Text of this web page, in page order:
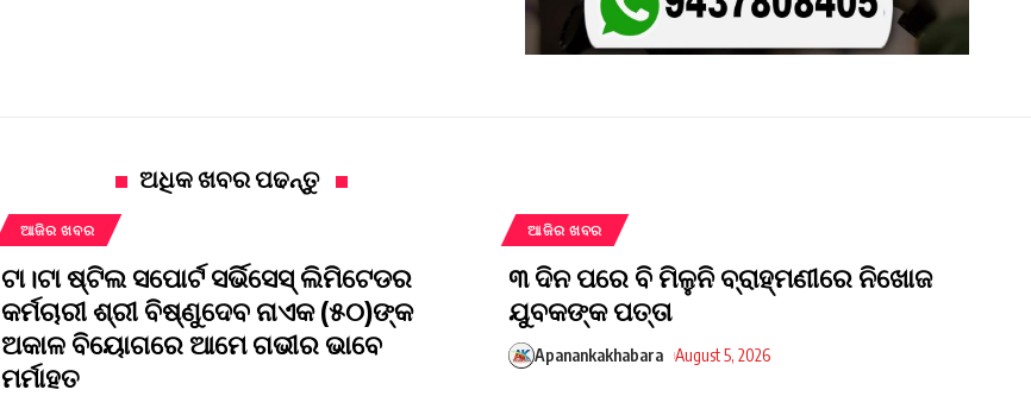
ଅଧିକ ଖବର ପଢନ୍ତୁ
ଆଜିର ଖବର
ଟା।ଟା ଷ୍ଟିଲ ସପୋର୍ଟ ସର୍ଭିସେସ୍ ଲିମିଟେଡର
କର୍ମଚାରୀ ଶ୍ରୀ ବିଷ୍ଣୁଦେବ ନାଏକ (୫୦)ଙ୍କ
ଅକାଳ ବିୟୋଗରେ ଆମେ ଗଭୀର ଭାବେ
ମର୍ମାହତ
ଆଜିର ଖବର
୩ ଦିନ ପରେ ବି ମିଳୁନି ବ୍ରାହ୍ମଣୀରେ ନିଖୋଜ
ଯୁବକଙ୍କ ପତ୍ତା
Apanankakhabara August 5, 2026